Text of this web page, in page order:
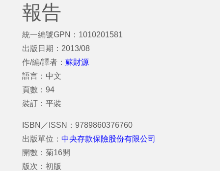
報告
統一編號GPN：1010201581
出版日期：2013/08
作/編/譯者： 蘇財源
語言：中文
頁數：94
裝訂：平裝
ISBN／ISSN：9789860376760
出版單位： 中央存款保險股份有限公司
開數：菊16開
版次：初版